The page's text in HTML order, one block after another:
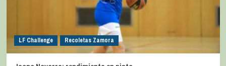
LF Challenge Recoletas Zamora